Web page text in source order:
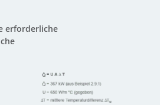
erforderliche